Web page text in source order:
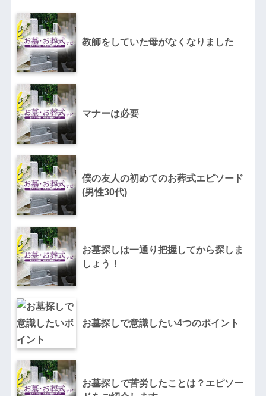
教師をしていた母がなくなりました
マナーは必要
僕の友人の初めてのお葬式エピソード
(男性30代)
お墓探しは一通り把握してから探しま
しょう！
お墓探しで意識したい4つのポイント
お墓探しで苦労したことは？エピソー